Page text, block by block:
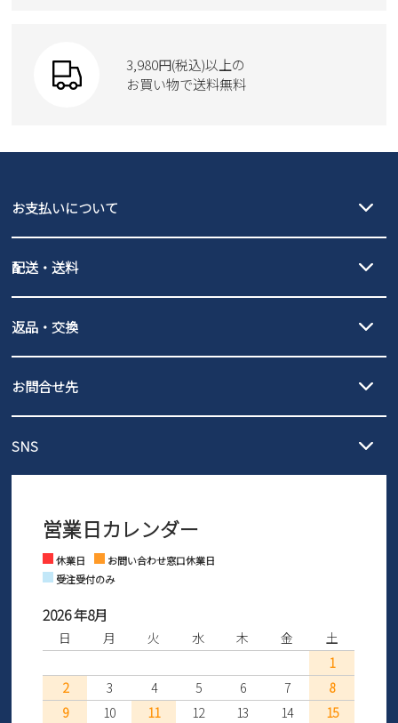
moz
Parade
GAP
new balance
瞬足
3,980円(税込)以上の
お買い物で送料無料
お支払いについて
PayPay（オンライン決済）、代金引換のご利用が可能です。
配送・送料
北海道・本州・四国・九州…550円
3,980円（税込）以上お買い上げで送料無料
発送日・送料詳細については
ご利用ください。
全国一律…220円（税込）
発送日・送料詳細についてはご利用ガイドを
ご利用ください。
返品・交換
の片道無料サービスを実施中！
ントとしても安心してご利用いただけるよう、サイズ交換の受付期
さい。
お問合せ先
営業時間：11時～17時
※土日祝はお問い合わせ窓口休業日となります。
SNS
Facebook Instagram
営業日カレンダー
休業日
お問い合わせ窓口休業日
受注受付のみ
2026 年8月
日 月 火 水 木 金
土
1
2
3 4 5 6 7
8
9
10 11 12 13 14
15